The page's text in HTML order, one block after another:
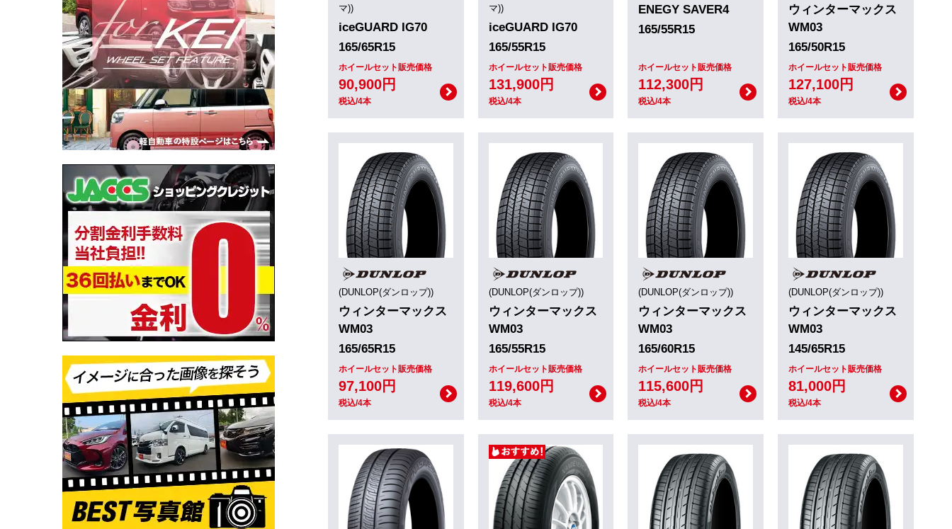
マ))
iceGUARD IG70
165/65R15
ホイールセット販売価格
90,900円
税込/4本
マ))
iceGUARD IG70
165/55R15
ホイールセット販売価格
131,900円
税込/4本
ENEGY SAVER4
165/55R15
ホイールセット販売価格
112,300円
税込/4本
ウィンターマックス
WM03
165/50R15
ホイールセット販売価格
127,100円
税込/4本
(DUNLOP(ダンロップ))
ウィンターマックス
WM03
165/65R15
ホイールセット販売価格
97,100円
税込/4本
(DUNLOP(ダンロップ))
ウィンターマックス
WM03
165/55R15
ホイールセット販売価格
119,600円
税込/4本
(DUNLOP(ダンロップ))
ウィンターマックス
WM03
165/60R15
ホイールセット販売価格
115,600円
税込/4本
(DUNLOP(ダンロップ))
ウィンターマックス
WM03
145/65R15
ホイールセット販売価格
81,000円
税込/4本